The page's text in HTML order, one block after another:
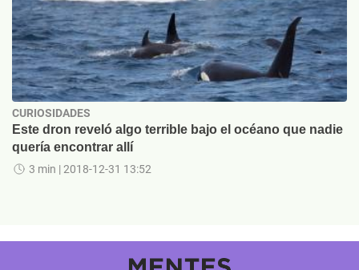
CURIOSIDADES
Este dron reveló algo terrible bajo el océano que nadie
quería encontrar allí
3 min | 2018-12-31 13:52